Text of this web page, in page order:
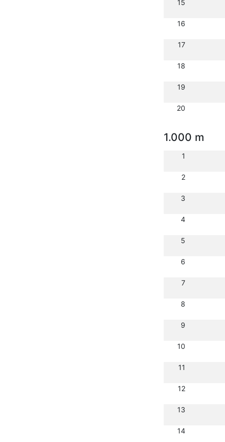
15
16
17
18
19
20
1.000 m
1
2
3
4
5
6
7
8
9
10
11
12
13
14